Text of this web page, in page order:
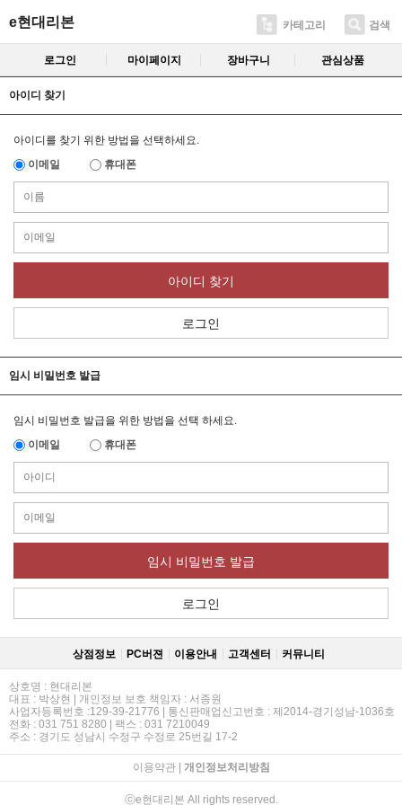
e현대리본 카테고리 검색
로그인 마이페이지 장바구니 관심상품
아이디 찾기
아이디를 찾기 위한 방법을 선택하세요.
이메일
휴대폰
아이디 찾기
로그인
임시 비밀번호 발급
임시 비밀번호 발급을 위한 방법을 선택 하세요.
이메일
휴대폰
임시 비밀번호 발급
로그인
상점정보 PC버젼 이용안내 고객센터 커뮤니티
상호명 : 현대리본
대표 : 박상현 | 개인정보 보호 책임자 : 서종원
사업자등록번호 :129-39-21776 | 통신판매업신고번호 : 제2014-경기성남-1036호
전화 : 031 751 8280 | 팩스 : 031 7210049
주소 : 경기도 성남시 수정구 수정로 25번길 17-2
이용약관| 개인정보처리방침
ⓒe현대리본 All rights reserved.